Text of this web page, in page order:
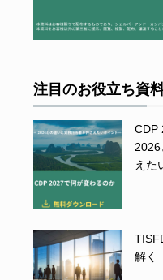
注目のお役立ち資
2026
えた
解く